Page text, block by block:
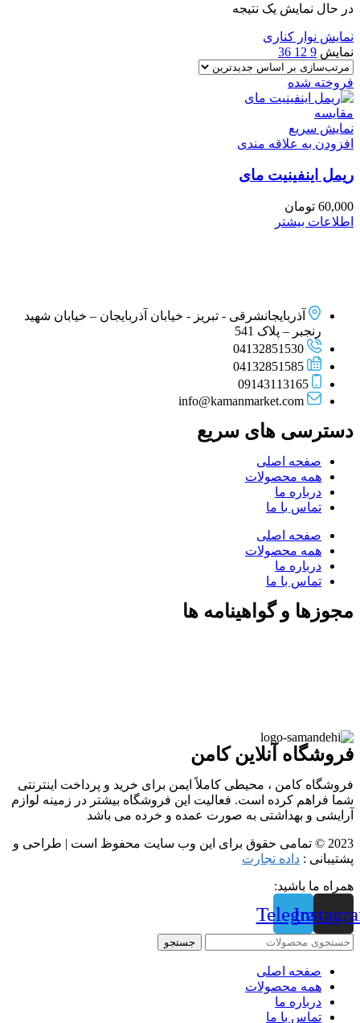
در حال نمایش یک نتیجه
نمایش نوار کناری
نمایش 9
12
36
فروخته شده
مقايسه
نمایش سریع
افزودن به علاقه مندی
ریمل اینفینیت مای
60,000 تومان
اطلاعات بیشتر
آذربایجانشرقی - تبریز - خیابان آذربایجان – خیابان شهید
رنجبر – پلاک 541
04132851530
04132851585
09143113165
info@kamanmarket.com
دسترسی های سریع
صفحه اصلی
همه محصولات
درباره ما
تماس با ما
صفحه اصلی
همه محصولات
درباره ما
تماس با ما
مجوزها و گواهینامه ها
فروشگاه آنلاین کامن
فروشگاه کامن ، محیطی کاملاً ایمن برای خرید و پرداخت اینترنتی
شما فراهم کرده است. فعالیت این فروشگاه بیشتر در زمینه لوازم
آرایشی و بهداشتی به صورت عمده و خرده می باشد
2023 © تمامی حقوق برای این وب سایت محفوظ است | طراحی و
پشتیبانی : داده تجارت
همراه ما باشید:
Telegram
جستجو
صفحه اصلی
همه محصولات
درباره ما
تماس با ما